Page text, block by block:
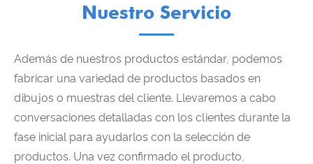
Nuestro Servicio
Además de nuestros productos estándar, podemos
fabricar una variedad de productos basados ​​en
dibujos o muestras del cliente. Llevaremos a cabo
conversaciones detalladas con los clientes durante la
fase inicial para ayudarlos con la selección de
productos. Una vez confirmado el producto,